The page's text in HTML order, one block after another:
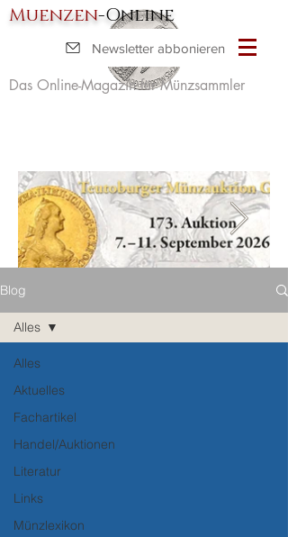
Muenzen-Online
Das Online-Magazin für Münzsammler
Newsletter abbonieren
Blog
Alles
Aktuelles
Fachartikel
Handel/Auktionen
Literatur
Links
Münzlexikon
Alles